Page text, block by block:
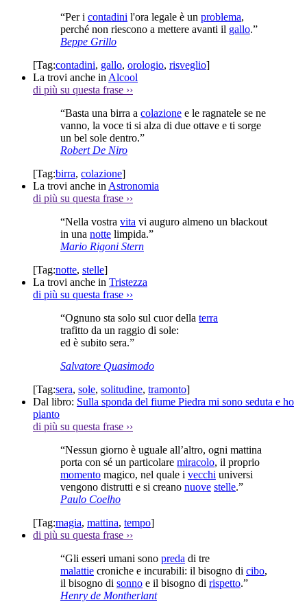
“Per i contadini l'ora legale è un problema,
perché non riescono a mettere avanti il gallo.”
Beppe Grillo
[Tag:contadini, gallo, orologio, risveglio]
La trovi anche in Alcool
di più su questa frase ››
“Basta una birra a colazione e le ragnatele se ne
vanno, la voce ti si alza di due ottave e ti sorge
un bel sole dentro.”
Robert De Niro
[Tag:birra, colazione]
La trovi anche in Astronomia
di più su questa frase ››
“Nella vostra vita vi auguro almeno un blackout
in una notte limpida.”
Mario Rigoni Stern
[Tag:notte, stelle]
La trovi anche in Tristezza
di più su questa frase ››
“Ognuno sta solo sul cuor della terra
trafitto da un raggio di sole:
ed è subito sera.”
Salvatore Quasimodo
[Tag:sera, sole, solitudine, tramonto]
Dal libro: Sulla sponda del fiume Piedra mi sono seduta e ho
pianto
di più su questa frase ››
“Nessun giorno è uguale all’altro, ogni mattina
porta con sé un particolare miracolo, il proprio
momento magico, nel quale i vecchi universi
vengono distrutti e si creano nuove stelle.”
Paulo Coelho
[Tag:magia, mattina, tempo]
di più su questa frase ››
“Gli esseri umani sono preda di tre
malattie croniche e incurabili: il bisogno di cibo,
il bisogno di sonno e il bisogno di rispetto.”
Henry de Montherlant